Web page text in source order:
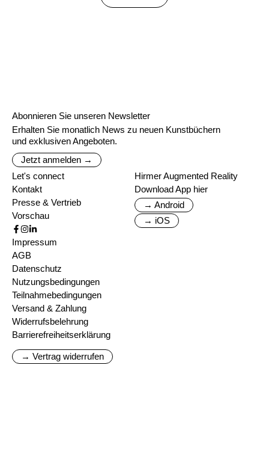
Abonnieren Sie unseren Newsletter
Erhalten Sie monatlich News zu neuen Kunstbüchern
und exklusiven Angeboten.
Jetzt anmelden →
Let's connect
Kontakt
Presse & Vertrieb
Vorschau
Hirmer Augmented Reality
Download App hier
→ Android
→ iOS
Impressum
AGB
Datenschutz
Nutzungsbedingungen
Teilnahmebedingungen
Versand & Zahlung
Widerrufsbelehrung
Barrierefreiheitserklärung
→ Vertrag widerrufen